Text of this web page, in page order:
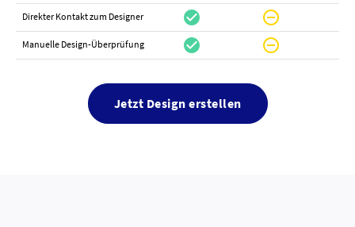
Direkter Kontakt zum Designer check_circle do_not_disturb_on
Manuelle Design-Überprüfung check_circle do_not_disturb_on
Jetzt Design erstellen